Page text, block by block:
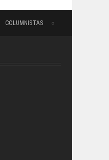
COLUMNISTAS